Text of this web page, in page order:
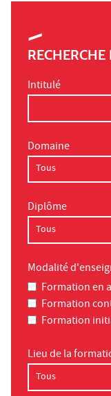
Intitulé
Domaine
Diplôme
Modalité
Formation en
Formation
Formation
Lieu de la